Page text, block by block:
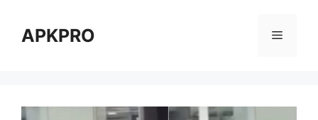
contentAPKPRO Menu